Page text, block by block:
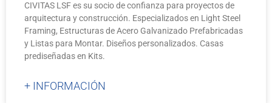
CIVITAS LSF es su socio de confianza para proyectos de
arquitectura y construcción. Especializados en Light Steel
Framing, Estructuras de Acero Galvanizado Prefabricadas
y Listas para Montar. Diseños personalizados. Casas
prediseñadas en Kits.
+ INFORMACIÓN